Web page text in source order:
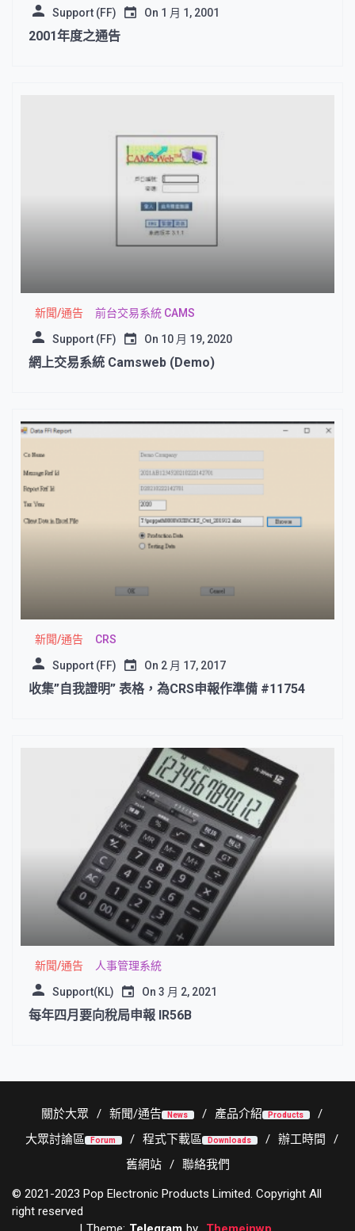
Support (FF) On 1 月 1, 2001
2001年度之通告
新聞/通告 前台交易系統 CAMS
Support (FF) On 10 月 19, 2020
網上交易系統 Camsweb (Demo)
新聞/通告 CRS
Support (FF) On 2 月 17, 2017
收集”自我證明” 表格，為CRS申報作準備 #11754
新聞/通告 人事管理系統
Support(KL) On 3 月 2, 2021
每年四月要向稅局申報 IR56B
關於大眾 新聞/通告 News 產品介紹 Products
大眾討論區 Forum 程式下載區 Downloads
辦工時間
舊網站
聯絡我們
© 2021-2023 Pop Electronic Products Limited. Copyright All
right reserved